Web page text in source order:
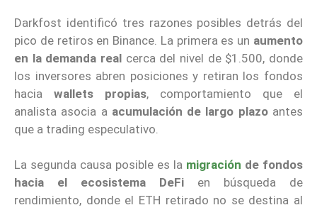
Darkfost identificó tres razones posibles detrás del
pico de retiros en Binance. La primera es un aumento
en la demanda real cerca del nivel de $1.500, donde
los inversores abren posiciones y retiran los fondos
hacia wallets propias, comportamiento que el
analista asocia a acumulación de largo plazoantes
que a trading especulativo.
La segunda causa posible es la migración de fondos
hacia el ecosistema
DeFi en búsqueda de
rendimiento, donde el ETH retirado no se destina al